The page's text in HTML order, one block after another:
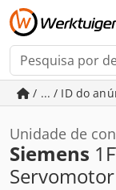
/ ... / ID do
Unidade de
Siemens
Servomotor